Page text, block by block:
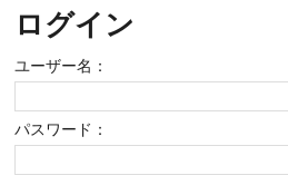
ログイン
ユーザー名：
パスワード：